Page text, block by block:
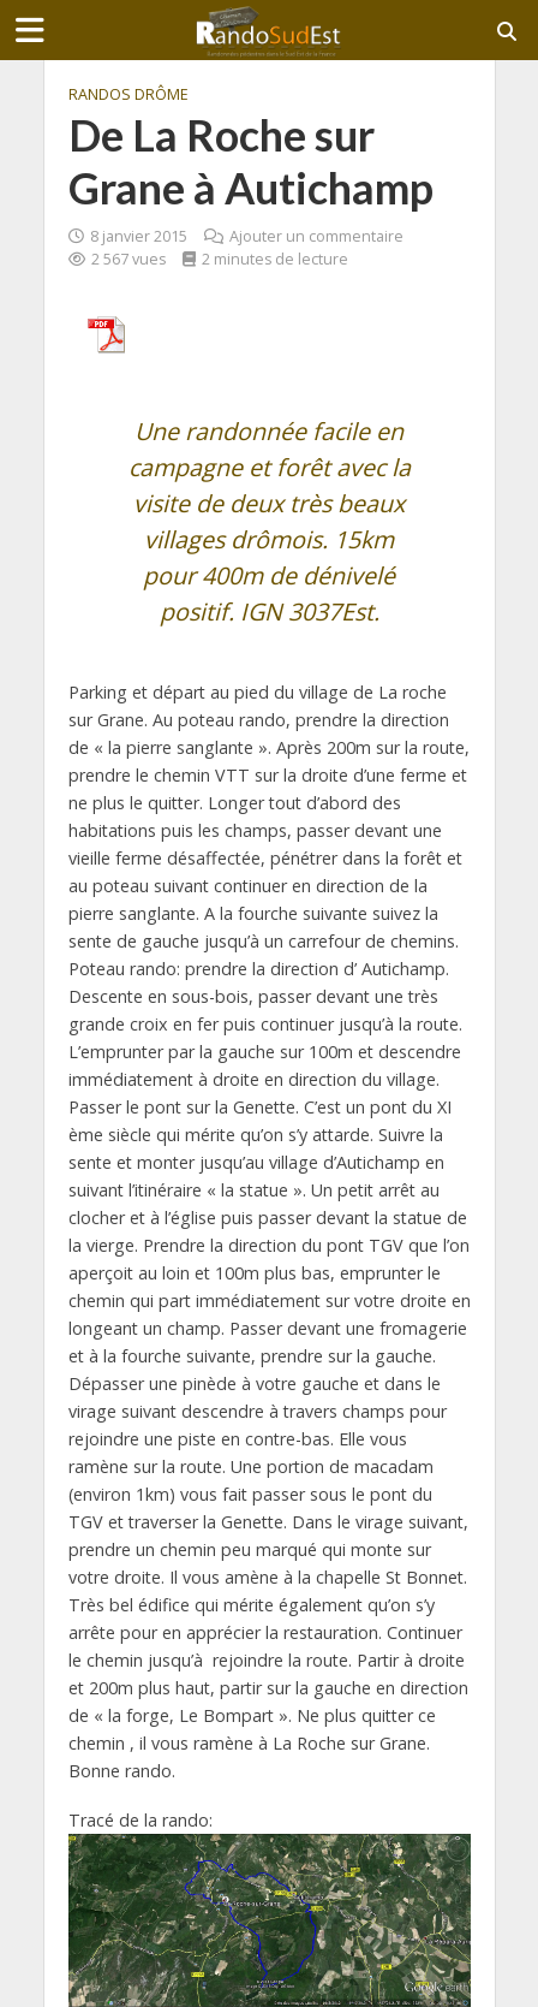
RANDOS DRÔME
De La Roche sur
Grane à Autichamp
8 janvier 2015
Ajouter un commentaire
2 567 vues
2 minutes de lecture
Une randonnée facile en
campagne et forêt avec la
visite de deux très beaux
villages drômois. 15km
pour 400m de dénivelé
positif. IGN 3037Est.
Parking et départ au pied du village de La roche
sur Grane. Au poteau rando, prendre la direction
de « la pierre sanglante ». Après 200m sur la route,
prendre le chemin VTT sur la droite d’une ferme et
ne plus le quitter. Longer tout d’abord des
habitations puis les champs, passer devant une
vieille ferme désaffectée, pénétrer dans la forêt et
au poteau suivant continuer en direction de la
pierre sanglante. A la fourche suivante suivez la
sente de gauche jusqu’à un carrefour de chemins.
Poteau rando: prendre la direction d’ Autichamp.
Descente en sous-bois, passer devant une très
grande croix en fer puis continuer jusqu’à la route.
L’emprunter par la gauche sur 100m et descendre
immédiatement à droite en direction du village.
Passer le pont sur la Genette. C’est un pont du XI
ème siècle qui mérite qu’on s’y attarde. Suivre la
sente et monter jusqu’au village d’Autichamp en
suivant l’itinéraire « la statue ». Un petit arrêt au
clocher et à l’église puis passer devant la statue de
la vierge. Prendre la direction du pont TGV que l’on
aperçoit au loin et 100m plus bas, emprunter le
chemin qui part immédiatement sur votre droite en
longeant un champ. Passer devant une fromagerie
et à la fourche suivante, prendre sur la gauche.
Dépasser une pinède à votre gauche et dans le
virage suivant descendre à travers champs pour
rejoindre une piste en contre-bas. Elle vous
ramène sur la route. Une portion de macadam
(environ 1km) vous fait passer sous le pont du
TGV et traverser la Genette. Dans le virage suivant,
prendre un chemin peu marqué qui monte sur
votre droite. Il vous amène à la chapelle St Bonnet.
Très bel édifice qui mérite également qu’on s’y
arrête pour en apprécier la restauration. Continuer
le chemin jusqu’à rejoindre la route. Partir à droite
et 200m plus haut, partir sur la gauche en direction
de « la forge, Le Bompart ». Ne plus quitter ce
chemin , il vous ramène à La Roche sur Grane.
Bonne rando.
Tracé de la rando: